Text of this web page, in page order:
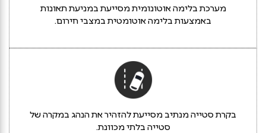
מערכת בלימה אוטונומית מסייעת במניעת תאונות
באמצעות בלימה אוטומטית במצבי חירום.
בקרת סטייה מנתיב מסייעת להזהיר את הנהג במקרה של
סטייה בלתי מכוונת.